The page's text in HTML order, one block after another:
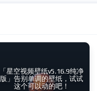
「星空视频壁纸v5.16.9纯净
版」告别单调的壁纸，试试
这个可以动的吧！